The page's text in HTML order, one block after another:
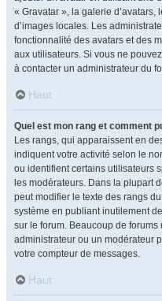
« Gravatar », la galerie
d’images locales. Les
fonctionnalité des avatars et des
aux utilisateurs. Si vous ne
à contacter un administrateur du
Haut
Quel est mon rang et comment
Les rangs, qui apparaissent en
indiquent votre activité selon le
ou identifient certains utilisateurs
les modérateurs. Dans la plupart
peut modifier le texte des rangs
système en publiant inutilement
sur le forum. Beaucoup de
administrateur ou un modérateur
votre compteur de messages.
Haut